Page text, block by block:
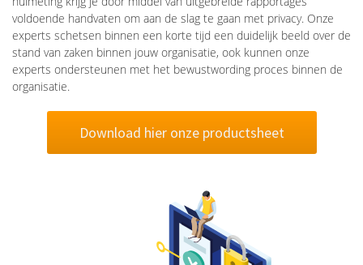
voldoende handvaten om aan de slag te gaan met privacy. Onze
experts schetsen binnen een korte tijd een duidelijk beeld over de
stand van zaken binnen jouw organisatie, ook kunnen onze
experts ondersteunen met het bewustwording proces binnen de
organisatie.
Download hier onze productsheet